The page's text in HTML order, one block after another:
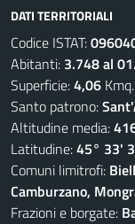
DATI TERRITORIALI
Codice ISTAT:
Abitanti: 3.748 al
Superficie:4,06
Santo patrono:
Altitudine media:
Latitudine:45° 33'
Comuni limitrofi:
Camburzano,
Frazioni e borgate: